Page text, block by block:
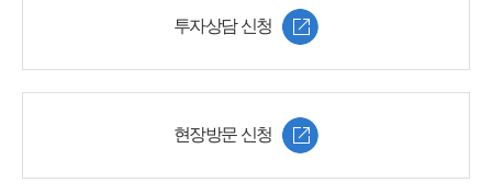
투자상담 신청
현장방문 신청